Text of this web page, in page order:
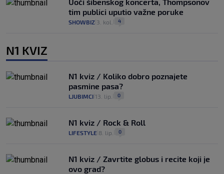
tim publici uputio važne poruke
SHOWBIZ 3. kol. 4
N1 KVIZ
N1 kviz / Koliko dobro poznajete
pasmine pasa?
LJUBIMCI 13. lip. 0
N1 kviz / Rock & Roll
LIFESTYLE 8. lip. 0
N1 kviz / Zavrtite globus i recite koji je
ovo grad?